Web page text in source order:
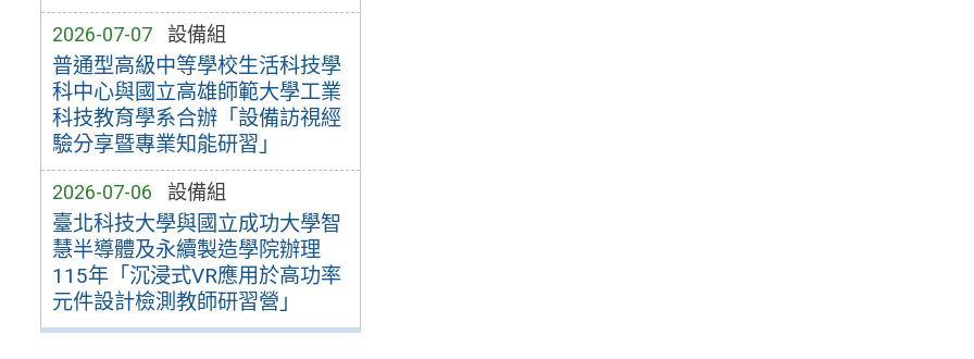
2026-07-07 設備組
普通型高級中等學校生活科技學
科中心與國立高雄師範大學工業
科技教育學系合辦「設備訪視經
驗分享暨專業知能研習」
2026-07-06 設備組
臺北科技大學與國立成功大學智
慧半導體及永續製造學院辦理
115年「沉浸式VR應用於高功率
元件設計檢測教師研習營」